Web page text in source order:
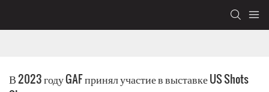
В 2023 году GAF принял участие в выставке US Shots